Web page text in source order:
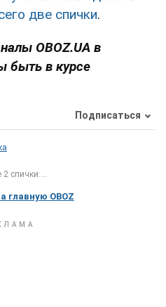
две спички.
OBOZ.UA в
быть в курсе
Подписаться
2 спички:...
главную OBOZ